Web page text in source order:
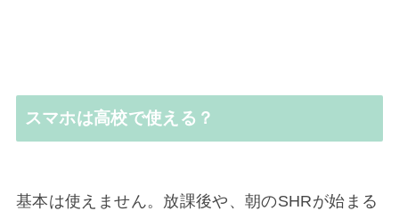
スマホは高校で使える？
基本は使えません。放課後や、朝のSHRが始まる